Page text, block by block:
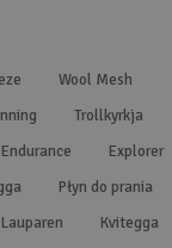
Wool Mesh
Trollkyrkja
Endurance
Explorer
Płyn do prania
Lauparen
Kvitegga